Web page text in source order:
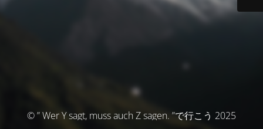
© ” Wer Y sagt, muss auch Z sagen. ”で行こう 2025